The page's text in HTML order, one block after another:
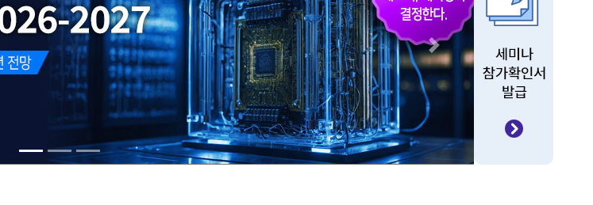
Next